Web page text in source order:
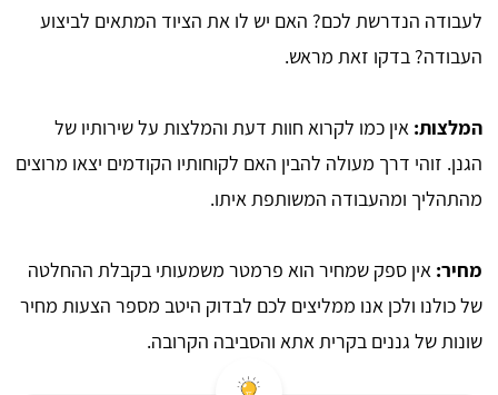
לעבודה הנדרשת לכם? האם יש לו את הציוד המתאים לביצוע
העבודה? בדקו זאת מראש.
המלצות: אין כמו לקרוא חוות דעת והמלצות על שירותיו של
הגנן. זוהי דרך מעולה להבין האם לקוחותיו הקודמים יצאו מרוצים
מהתהליך ומהעבודה המשותפת איתו.
מחיר: אין ספק שמחיר הוא פרמטר משמעותי בקבלת ההחלטה
של כולנו ולכן אנו ממליצים לכם לבדוק היטב מספר הצעות מחיר
שונות של גננים בקרית אתא והסביבה הקרובה.